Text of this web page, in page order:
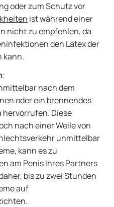
oder zum Schutz vor
ist während einer
nicht zu empfehlen, da
den Latex der
kann.
:
nach dem
oder ein brennendes
hervorrufen. Diese
nach einer Weile von
unmittelbar
kann es zu
am Penis Ihres Partners
bis zu zwei Stunden
auf